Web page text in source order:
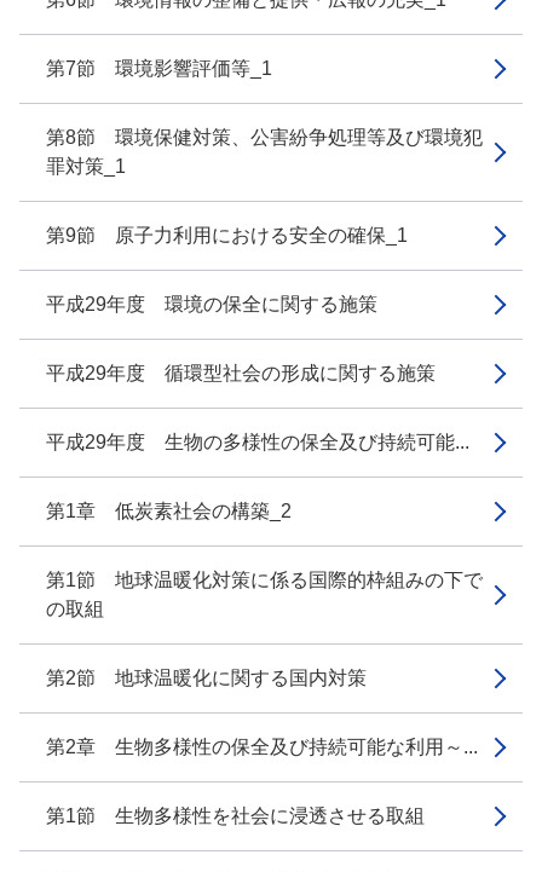
第7節 環境影響評価等_1
第8節 環境保健対策、公害紛争処理等及び環境犯
罪対策_1
第9節 原子力利用における安全の確保_1
平成29年度 環境の保全に関する施策
平成29年度 循環型社会の形成に関する施策
平成29年度 生物の多様性の保全及び持続可能...
第1章 低炭素社会の構築_2
第1節 地球温暖化対策に係る国際的枠組みの下で
の取組
第2節 地球温暖化に関する国内対策
第2章 生物多様性の保全及び持続可能な利用～...
第1節 生物多様性を社会に浸透させる取組